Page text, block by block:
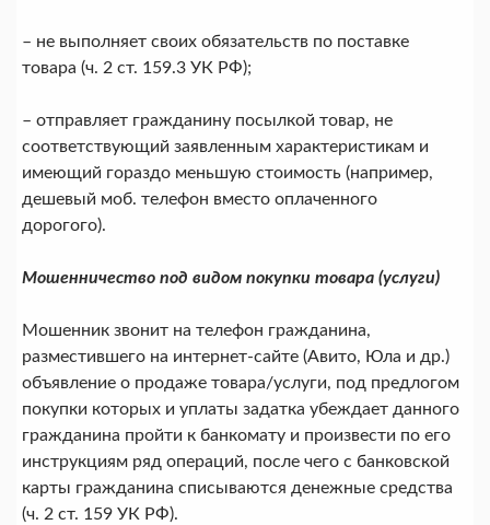
– не выполняет своих обязательств по поставке
товара (ч. 2 ст. 159.3 УК РФ);
– отправляет гражданину посылкой товар, не
соответствующий заявленным характеристикам и
имеющий гораздо меньшую стоимость (например,
дешевый моб. телефон вместо оплаченного
дорогого).
Мошенничество под видом покупки товара (услуги)
Мошенник звонит на телефон гражданина,
разместившего на интернет-сайте (Авито, Юла и др.)
объявление о продаже товара/услуги, под предлогом
покупки которых и уплаты задатка убеждает данного
гражданина пройти к банкомату и произвести по его
инструкциям ряд операций, после чего с банковской
карты гражданина списываются денежные средства
(ч. 2 ст. 159 УК РФ).